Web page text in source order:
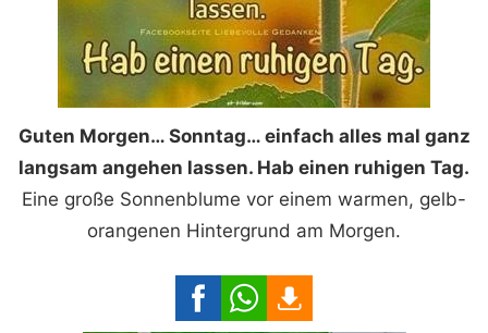
Guten Morgen… Sonntag… einfach alles mal ganz
langsam angehen lassen. Hab einen ruhigen Tag.
Eine große Sonnenblume vor einem warmen, gelb-
orangenen Hintergrund am Morgen.